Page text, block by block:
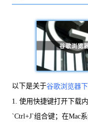
以下是关于谷歌浏览器
1. 使用快捷键打开下载
`Ctrl+J`组合键；在Mac